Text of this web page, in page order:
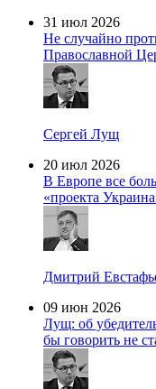
31 июл 2026
Не случайно
Православной
Сергей Лущ
20 июл 2026
В Европе все
«проекта
Дмитрий
09 июн 2026
Лущ: об
бы говорить не